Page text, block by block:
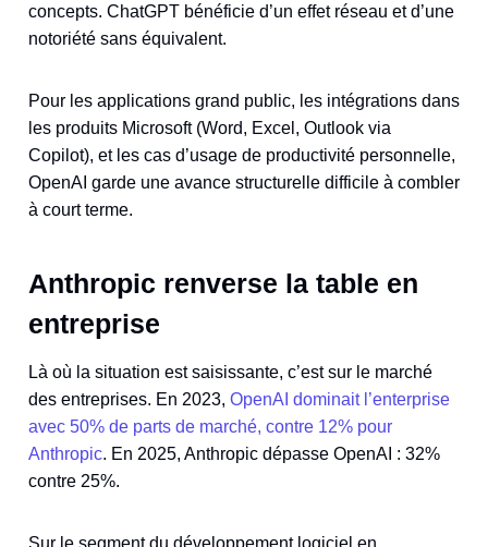
concepts. ChatGPT bénéficie d’un effet réseau et d’une
notoriété sans équivalent.
Pour les applications grand public, les intégrations dans
les produits Microsoft (Word, Excel, Outlook via
Copilot), et les cas d’usage de productivité personnelle,
OpenAI garde une avance structurelle difficile à combler
à court terme.
Anthropic renverse la table en
entreprise
Là où la situation est saisissante, c’est sur le marché
des entreprises. En 2023, OpenAI dominait l’enterprise
avec 50% de parts de marché, contre 12% pour
Anthropic. En 2025, Anthropic dépasse OpenAI : 32%
contre 25%.
Sur le segment du développement logiciel en